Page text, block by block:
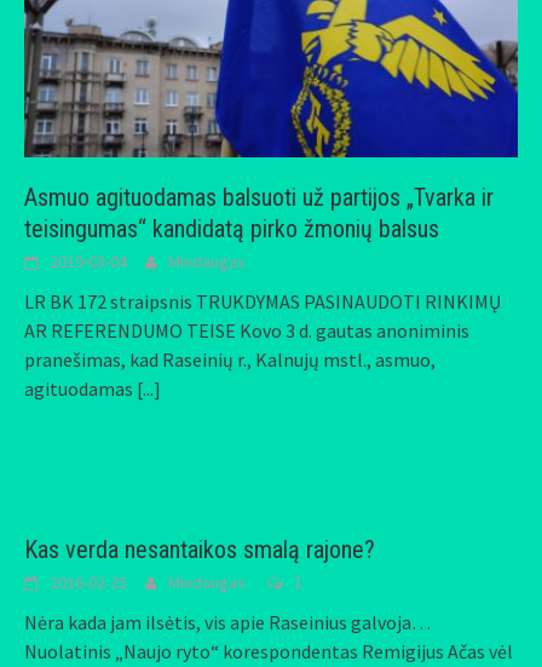
Asmuo agituodamas balsuoti už partijos „Tvarka ir
teisingumas“ kandidatą pirko žmonių balsus
2019-03-04 Mindaugas
LR BK 172 straipsnis TRUKDYMAS PASINAUDOTI RINKIMŲ
AR REFERENDUMO TEISE Kovo 3 d. gautas anoniminis
pranešimas, kad Raseinių r., Kalnujų mstl., asmuo,
agituodamas [...]
Kas verda nesantaikos smalą rajone?
2016-02-25 Mindaugas 1
Nėra kada jam ilsėtis, vis apie Raseinius galvoja…
Nuolatinis „Naujo ryto“ korespondentas Remigijus Ačas vėl